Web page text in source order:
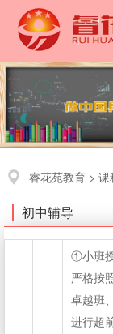
睿花苑教育 > 课
初中辅导
①小班
严格按
卓越班
进行超